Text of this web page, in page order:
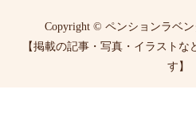
Copyright © ペンションラベン
【掲載の記事・写真・イラスト
す】